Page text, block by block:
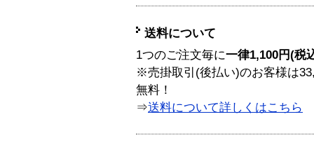
送料について
1つのご注文毎に一律1,100円(税
※売掛取引(後払い)のお客様は
無料！
⇒送料について詳しくはこちら